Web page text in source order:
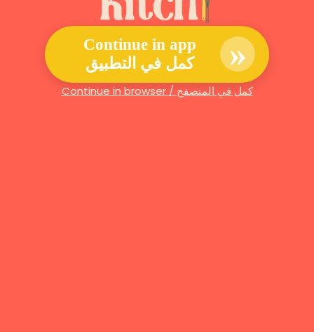
Continue in app
كمل في التطبيق
»
Continue in browser / كمل في المتصفح